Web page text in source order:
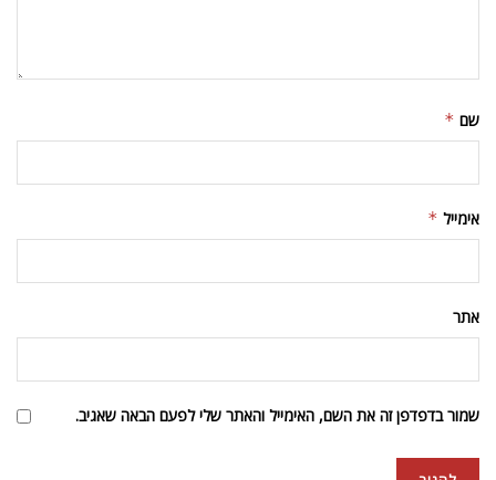
שם *
אימייל *
אתר
שמור בדפדפן זה את השם, האימייל והאתר שלי לפעם הבאה שאגיב.